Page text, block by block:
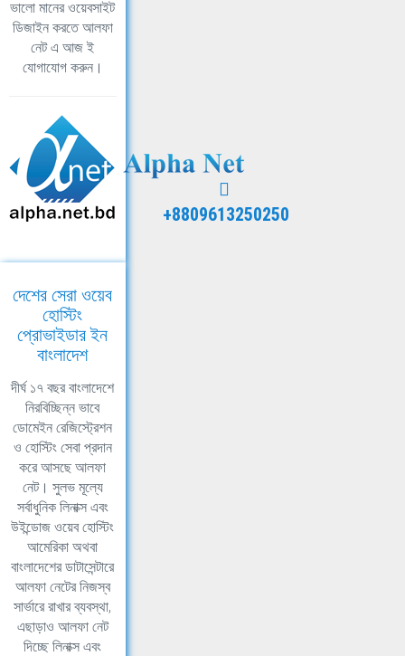
ভালো মানের ওয়েবসাইট
ডিজাইন করতে আলফা
নেট এ আজ ই
যোগাযোগ করুন।
+8809613250250
দেশের সেরা ওয়েব
হোস্টিং
প্রোভাইডার ইন
বাংলাদেশ
দীর্ঘ ১৭ বছর বাংলাদেশে
নিরবিচ্ছিন্ন ভাবে
ডোমেইন রেজিস্ট্রেশন
ও হোস্টিং সেবা প্রদান
করে আসছে আলফা
নেট। সুলভ মূল্যে
সর্বাধুনিক লিনাক্স এবং
উইন্ডোজ ওয়েব হোস্টিং
আমেরিকা অথবা
বাংলাদেশের ডাটাসেন্টারে
আলফা নেটের নিজস্ব
সার্ভারে রাখার ব্যবস্থা,
এছাড়াও আলফা নেট
দিচ্ছে লিনাক্স এবং